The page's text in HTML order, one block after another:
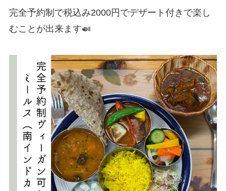
完全予約制で税込み2000円でデザート付きで楽し
むことが出来ます🍛